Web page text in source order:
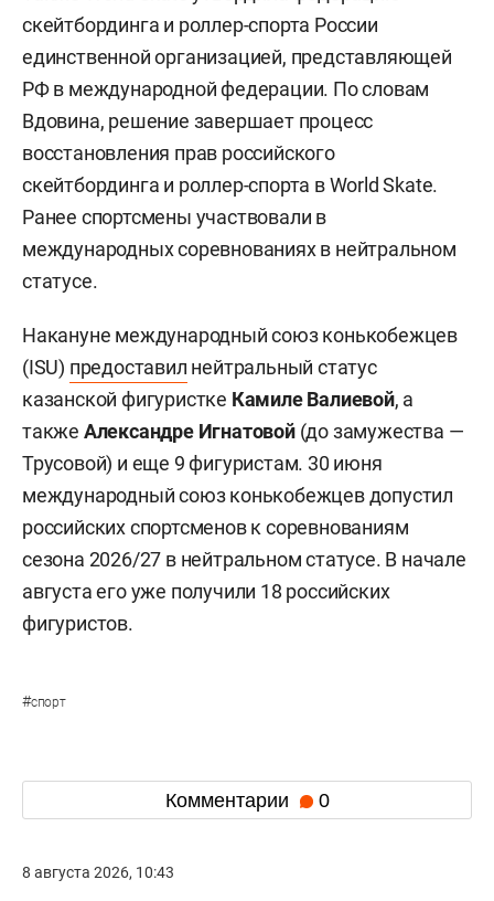
скейтбординга и роллер-спорта России
единственной организацией, представляющей
РФ в международной федерации. По словам
Вдовина, решение завершает процесс
восстановления прав российского
скейтбординга и роллер-спорта в World Skate.
Ранее спортсмены участвовали в
международных соревнованиях в нейтральном
статусе.
Накануне международный союз конькобежцев
(ISU) предоставил нейтральный статус
казанской фигуристке Камиле Валиевой, а
также Александре Игнатовой(до замужества —
Трусовой) и еще 9 фигуристам. 30 июня
международный союз конькобежцев допустил
российских спортсменов к соревнованиям
сезона 2026/27 в нейтральном статусе. В начале
августа его уже получили 18 российских
фигуристов.
#спорт
Комментарии 0
8 августа 2026, 10:43